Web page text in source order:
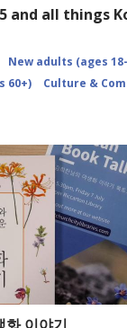
and all things
New adults (ages
60+)
Culture &